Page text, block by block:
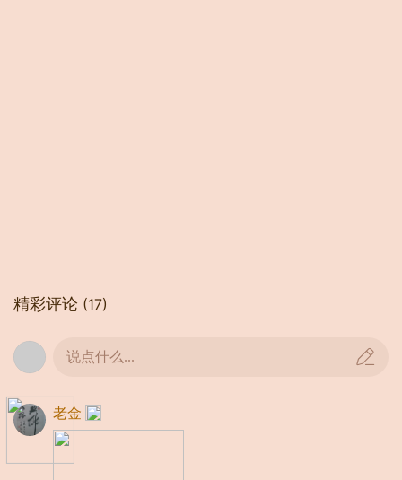
立為更始 歲月清新凝元氣
精彩评论 (17)
说点什么...
老金